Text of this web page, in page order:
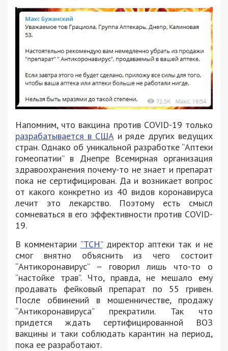
Напомним, что вакцина против COVID-19 только
разрабатывается в США и ряде других ведущих
стран. Однако об уникальной разработке “Аптеки
гомеопатии” в Днепре Всемирная организация
здравоохранения почему-то не знает и препарат
пока не сертифицирован. Да и возникает вопрос
от какого конкретно из 40 видов коронавируса
лечит это лекарство. Поэтому есть смысл
сомневаться в его эффективности против COVID-
19.
В комментарии “ТСН”директор аптеки так и не
смог внятно объяснить из чего состоит
“Антикоронавирус” – говорил лишь что-то о
“настойке трав”. Что, правда, не мешало ему
продавать фейковый препарат по 55 гривен.
После обвинений в мошенничестве, продажу
“Антикоронавируса” прекратили. Так что
придется ждать сертифицированной ВОЗ
вакцины и таки соблюдать карантин на период,
пока ее разработают.